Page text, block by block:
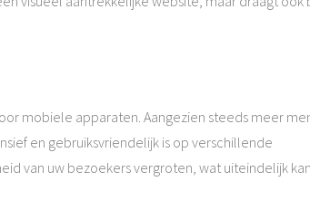
mobiele apparaten. Aangezien steeds meer
en gebruiksvriendelijk is op verschillende
van uw bezoekers vergroten, wat uiteindelijk